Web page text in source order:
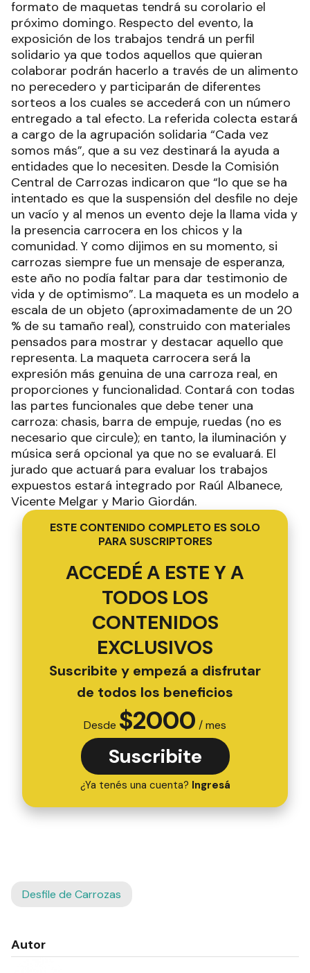
formato de maquetas tendrá su corolario el
próximo domingo. Respecto del evento, la
exposición de los trabajos tendrá un perfil
solidario ya que todos aquellos que quieran
colaborar podrán hacerlo a través de un alimento
no perecedero y participarán de diferentes
sorteos a los cuales se accederá con un número
entregado a tal efecto. La referida colecta estará
a cargo de la agrupación solidaria “Cada vez
somos más”, que a su vez destinará la ayuda a
entidades que lo necesiten. Desde la Comisión
Central de Carrozas indicaron que “lo que se ha
intentado es que la suspensión del desfile no deje
un vacío y al menos un evento deje la llama vida y
la presencia carrocera en los chicos y la
comunidad. Y como dijimos en su momento, si
carrozas siempre fue un mensaje de esperanza,
este año no podía faltar para dar testimonio de
vida y de optimismo”. La maqueta es un modelo a
escala de un objeto (aproximadamente de un 20
% de su tamaño real), construido con materiales
pensados para mostrar y destacar aquello que
representa. La maqueta carrocera será la
expresión más genuina de una carroza real, en
proporciones y funcionalidad. Contará con todas
las partes funcionales que debe tener una
carroza: chasis, barra de empuje, ruedas (no es
necesario que circule); en tanto, la iluminación y
música será opcional ya que no se evaluará. El
jurado que actuará para evaluar los trabajos
expuestos estará integrado por Raúl Albanece,
Vicente Melgar y Mario Giordán.
ESTE CONTENIDO COMPLETO ES SOLO
PARA SUSCRIPTORES
ACCEDÉ A ESTE Y A
TODOS LOS
CONTENIDOS
EXCLUSIVOS
Suscribite y empezá a disfrutar
de todos los beneficios
Desde $2000 / mes
Suscribite
¿Ya tenés una cuenta? Ingresá
Desfile de Carrozas
Autor